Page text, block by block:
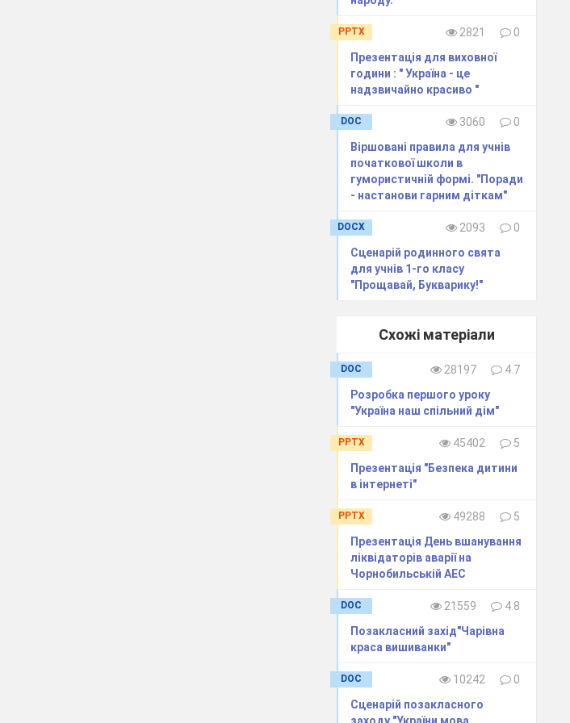
PPTX 2821
0
Презентація для виховної
години : " Україна - це
надзвичайно красиво "
DOC 3060
0
Віршовані правила для учнів
початкової школи в
гумористичній формі. "Поради
- настанови гарним діткам"
DOCX 2093
0
Сценарій родинного свята
для учнів 1-го класу
"Прощавай, Букварику!"
Схожі матеріали
DOC 28197
4.7
Розробка першого уроку
"Україна наш спільний дім"
PPTX 45402
5
Презентація "Безпека дитини
в інтернеті"
PPTX 49288
5
Презентація День вшанування
ліквідаторів аварії на
Чорнобильській АЕС
DOC 21559
4.8
Позакласний захід"Чарівна
краса вишиванки"
DOC 10242
0
Сценарій позакласного